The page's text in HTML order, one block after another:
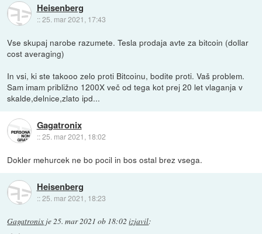
Heisenberg
::25. mar 2021, 17:43
Vse skupaj narobe razumete. Tesla prodaja avte za bitcoin (dollar
cost averaging)
In vsi, ki ste takooo zelo proti Bitcoinu, bodite proti. Vaš problem.
Sam imam približno 1200X več od tega kot prej 20 let vlaganja v
skalde,delnice,zlato ipd...
Gagatronix
::25. mar 2021, 18:02
Dokler mehurcek ne bo pocil in bos ostal brez vsega.
Heisenberg
::25. mar 2021, 18:23
Gagatronix je25. mar 2021 ob 18:02 izjavil: